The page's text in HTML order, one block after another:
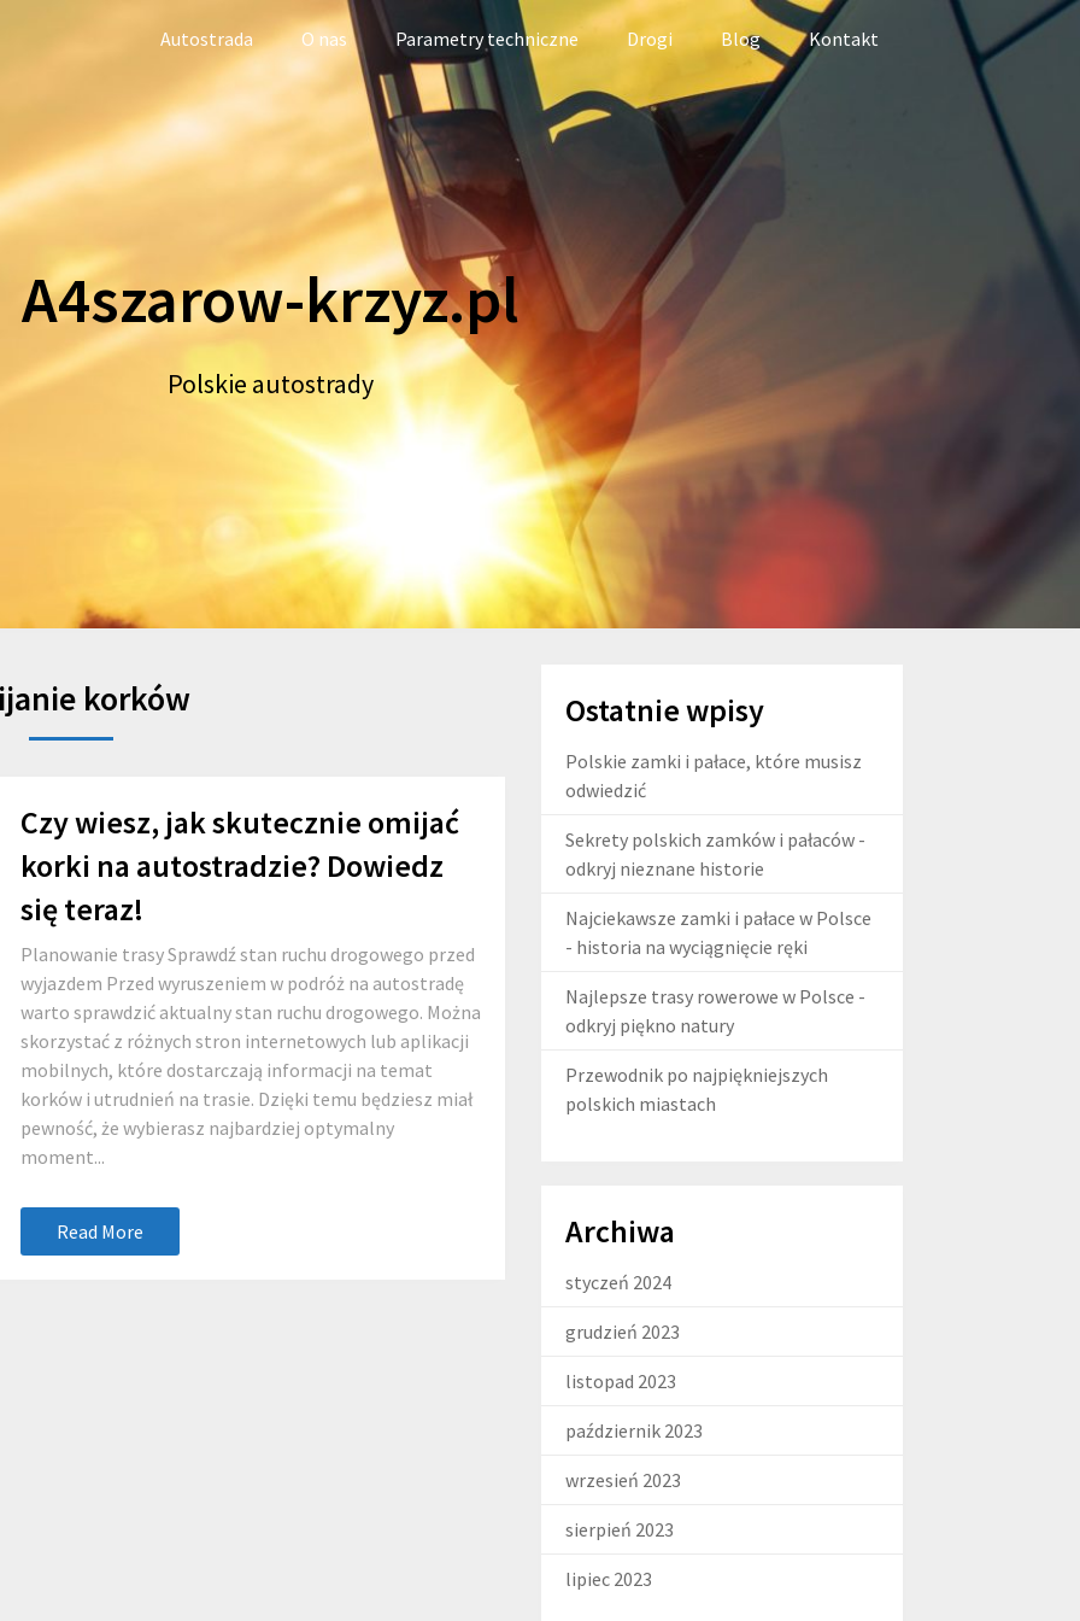
Autostrada O nas Parametry techniczne Drogi Blog Kontakt
A4szarow-krzyz.pl
Polskie autostrady
korków
Czy wiesz, jak skutecznie omijać
korki na autostradzie? Dowiedz
się teraz!
Planowanie trasy Sprawdź stan ruchu drogowego przed
wyjazdem Przed wyruszeniem w podróż na autostradę
warto sprawdzić aktualny stan ruchu drogowego. Można
skorzystać z różnych stron internetowych lub aplikacji
mobilnych, które dostarczają informacji na temat
korków i utrudnień na trasie. Dzięki temu będziesz miał
pewność, że wybierasz najbardziej optymalny
moment...
Read More
Ostatnie wpisy
Polskie zamki i pałace, które musisz
odwiedzić
Sekrety polskich zamków i pałaców -
odkryj nieznane historie
Najciekawsze zamki i pałace w Polsce
- historia na wyciągnięcie ręki
Najlepsze trasy rowerowe w Polsce -
odkryj piękno natury
Przewodnik po najpiękniejszych
polskich miastach
Archiwa
styczeń 2024
grudzień 2023
listopad 2023
październik 2023
wrzesień 2023
sierpień 2023
lipiec 2023